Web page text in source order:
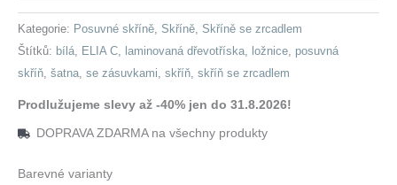
ELIA
C
200
bílá
množství
Kategorie: Posuvné skříně, Skříně, Skříně se zrcadlem
Štítků: bílá, ELIA C, laminovaná dřevotříska, ložnice, posuvná
skříň, šatna, se zásuvkami, skříň, skříň se zrcadlem
Prodlužujeme slevy až -40% jen do 31.8.2026!
DOPRAVA ZDARMA na všechny produkty
Barevné varianty